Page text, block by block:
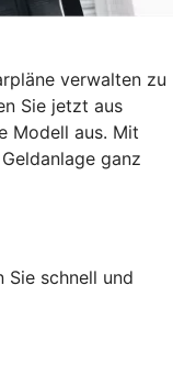
verwalten zu
Sie jetzt aus
Modell aus. Mit
ganz
Sie schnell und